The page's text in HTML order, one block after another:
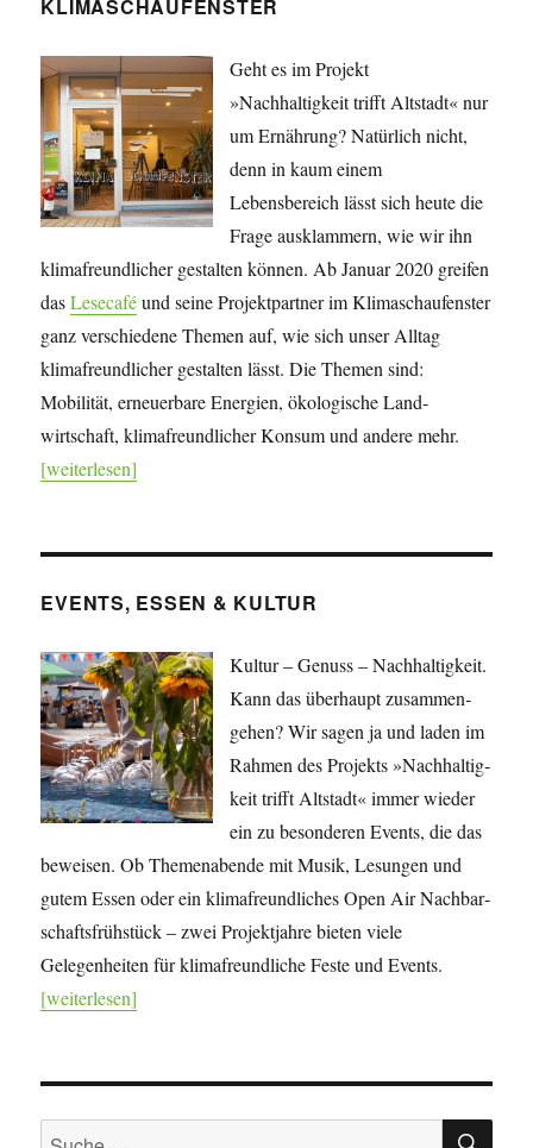
KLIMASCHAUFENSTER
Geht es im Projekt
»Nachhaltigkeit trifft Altstadt« nur
um Ernährung? Natürlich nicht,
denn in kaum einem
Lebensbereich lässt sich heute die
Frage ausklammern, wie wir ihn
klimafreundlicher gestalten können. Ab Januar 2020 greifen
dasLesecaféund seine Projekt­partner im Klimaschaufenster
ganz verschiedene Themen auf, wie sich unser Alltag
klimafreundlicher gestalten lässt. Die Themen sind:
Mobilität, erneuerbare Energien, öko­lo­gische Land­
wirtschaft, klima­freundlicher Konsum und andere mehr.
[weiterlesen]
EVENTS, ESSEN & KULTUR
Kultur – Genuss – Nachhaltigkeit.
Kann das überhaupt zusammen­
gehen? Wir sagen ja und laden im
Rahmen des Projekts »Nach­haltig­
keit trifft Altstadt« immer wieder
ein zu besonderen Events, die das
beweisen. Ob Themenabende mit Musik, Lesungen und
gutem Essen oder ein klimafreundliches Open Air Nachbar­
schafts­frühstück – zwei Projekt­jahre bieten viele
Gelegenheiten für klima­freundliche Feste und Events.
[weiterlesen]
Suche